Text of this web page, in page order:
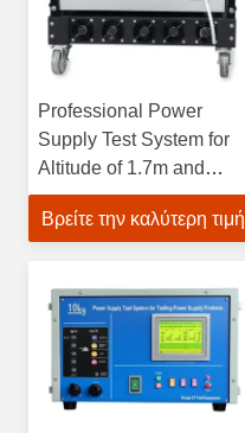
Professional Power
Supply Test System for
Altitude of 1.7m and
10kg
Βρείτε την καλύτερη τιμή